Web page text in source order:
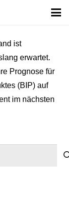
ist
erwartet.
Prognose für
(BIP) auf
im nächsten